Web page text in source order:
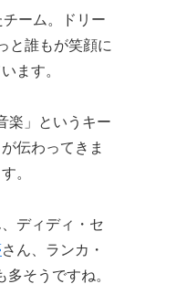
ーム。ドリー
と誰もが笑顔に
ます。
楽」というキー
伝わってきま
。
、ディディ・セ
さん、ランカ・
そうですね。